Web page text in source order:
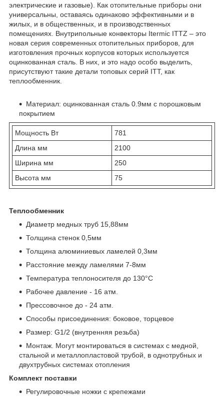
электрические и газовые). Как отопительные приборы они
универсальны, оставаясь одинаково эффективными и в
жилых, и в общественных, и в производственных
помещениях. Внутрипольные конвекторы Itermic ITTZ – это
новая серия современных отопительных приборов, для
изготовления прочных корпусов которых используется
оцинкованная сталь. В них, и это надо особо выделить,
присутствуют такие детали топовых серий ITT, как
теплообменник.
Материал: оцинкованная сталь 0.9мм с порошковым
покрытием
Мощность Вт
781
Длина мм
2100
Ширина мм
250
Высота мм
75
Теплообменник
Диаметр медных труб 15,88мм
Толщина стенок 0,5мм
Толщина алюминиевых ламелей 0,3мм
Расстояние между ламелями 7-8мм
Температура теплоносителя до 130°C
Рабочее давление - 16 атм.
Прессовочное до - 24 атм.
Способы присоединения: боковое, торцевое
Размер: G1/2 (внутренняя резьба)
Монтаж. Могут монтироваться в системах с медной,
стальной и металлопластовой трубой, в однотрубных и
двухтрубных системах отопления
Комплект поставки
Регулировочные ножки с крепежами